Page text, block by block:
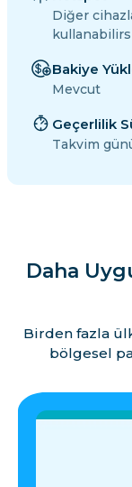
Diğer
Bakiye
Mevcut
Geçerlilik
Takvim
Daha
Birden fazla
bölgesel